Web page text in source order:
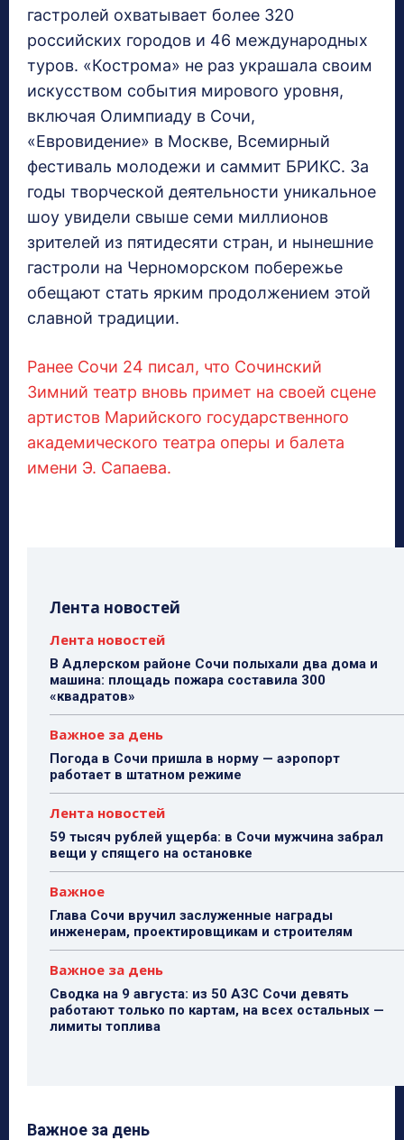
гастролей охватывает более 320
российских городов и 46 международных
туров. «Кострома» не раз украшала своим
искусством события мирового уровня,
включая Олимпиаду в Сочи,
«Евровидение» в Москве, Всемирный
фестиваль молодежи и саммит БРИКС. За
годы творческой деятельности уникальное
шоу увидели свыше семи миллионов
зрителей из пятидесяти стран, и нынешние
гастроли на Черноморском побережье
обещают стать ярким продолжением этой
славной традиции.
Ранее Сочи 24 писал, что Сочинский
Зимний театр вновь примет на своей сцене
артистов Марийского государственного
академического театра оперы и балета
имени Э. Сапаева.
Лента новостей
Лента новостей
В Адлерском районе Сочи полыхали два дома и
машина: площадь пожара составила 300
«квадратов»
Важное за день
Погода в Сочи пришла в норму — аэропорт
работает в штатном режиме
Лента новостей
59 тысяч рублей ущерба: в Сочи мужчина забрал
вещи у спящего на остановке
Важное
Глава Сочи вручил заслуженные награды
инженерам, проектировщикам и строителям
Важное за день
Сводка на 9 августа: из 50 АЗС Сочи девять
работают только по картам, на всех остальных —
лимиты топлива
Важное за день